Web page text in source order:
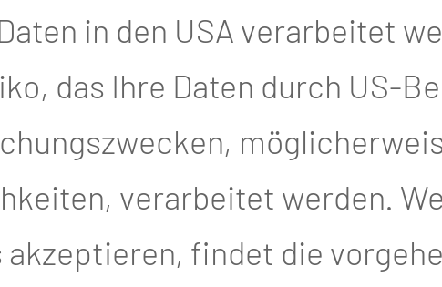
Kurse):
Kopf-Hals (Grundkurs,
Weichteilkurs (Parotis,
in den USA verarbeitet
das Ihre Daten durch US-
verarbeitet werden.
findet die